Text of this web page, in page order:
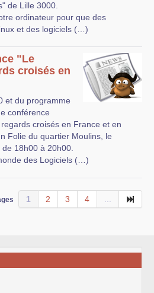
de Lille 3000.
ordinateur pour que des
et des logiciels (…)
"Le
croisés en
et du programme
conférence
croisés en France et en
Folie du quartier Moulins, le
18h00 à 20h00.
des Logiciels (…)
1 2 3 4